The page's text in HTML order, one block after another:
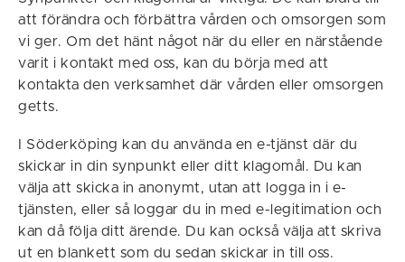
att förändra och förbättra vården och omsorgen som
vi ger. Om det hänt något när du eller en närstående
varit i kontakt med oss, kan du börja med att
kontakta den verksamhet där vården eller omsorgen
getts.
I Söderköping kan du använda en e-tjänst där du
skickar in din synpunkt eller ditt klagomål. Du kan
välja att skicka in anonymt, utan att logga in i e-
tjänsten, eller så loggar du in med e-legitimation och
kan då följa ditt ärende. Du kan också välja att skriva
ut en blankett som du sedan skickar in till oss.